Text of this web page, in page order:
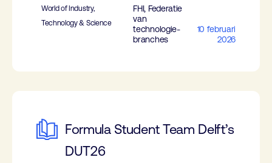
World of Industry,
Technology & Science
FHI, Federatie
van
technologie-
branches
10 februari
2026
Formula Student Team Delft’s
DUT26